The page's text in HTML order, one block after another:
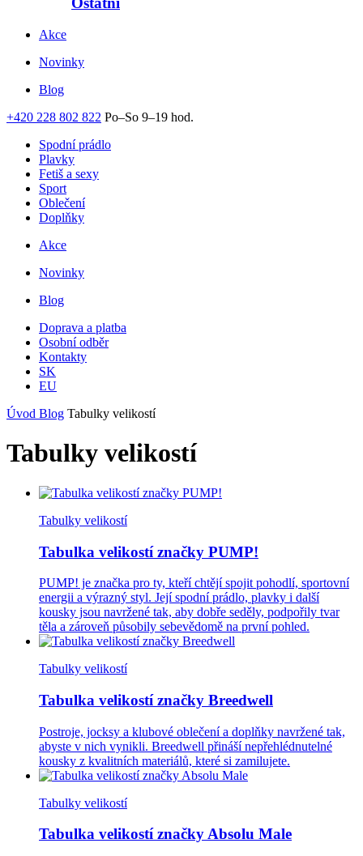
Akce
Novinky
Blog
+420 228 802 822 Po–So 9–19 hod.
Spodní prádlo
Plavky
Fetiš a sexy
Sport
Oblečení
Doplňky
Akce
Novinky
Blog
Doprava a platba
Osobní odběr
Kontakty
SK
EU
Úvod Blog Tabulky velikostí
Tabulky velikostí
Tabulky velikostí
Tabulka velikostí značky PUMP!
PUMP! je značka pro ty, kteří chtějí spojit pohodlí, sportovní
energii a výrazný styl. Její spodní prádlo, plavky i další
kousky jsou navržené tak, aby dobře seděly, podpořily tvar
těla a zároveň působily sebevědomě na první pohled.
Tabulky velikostí
Tabulka velikostí značky Breedwell
Postroje, jocksy a klubové oblečení a doplňky navržené tak,
abyste v nich vynikli. Breedwell přináší nepřehlédnutelné
kousky z kvalitních materiálů, které si zamilujete.
Tabulky velikostí
Tabulka velikostí značky Absolu Male